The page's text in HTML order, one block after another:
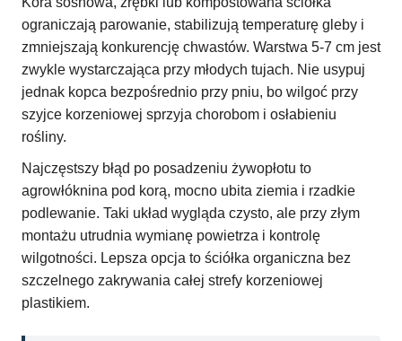
ograniczają parowanie, stabilizują temperaturę gleby i
zmniejszają konkurencję chwastów. Warstwa 5-7 cm jest
zwykle wystarczająca przy młodych tujach. Nie usypuj
jednak kopca bezpośrednio przy pniu, bo wilgoć przy
szyjce korzeniowej sprzyja chorobom i osłabieniu
rośliny.
Najczęstszy błąd po posadzeniu żywopłotu to
agrowłóknina pod korą, mocno ubita ziemia i rzadkie
podlewanie. Taki układ wygląda czysto, ale przy złym
montażu utrudnia wymianę powietrza i kontrolę
wilgotności. Lepsza opcja to ściółka organiczna bez
szczelnego zakrywania całej strefy korzeniowej
plastikiem.